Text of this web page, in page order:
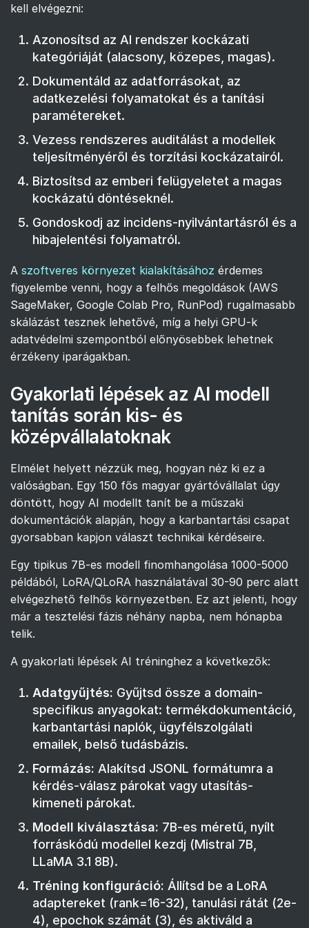
kell elvégezni:
Azonosítsd az AI rendszer kockázati
kategóriáját (alacsony, közepes, magas).
Dokumentáld az adatforrásokat, az
adatkezelési folyamatokat és a tanítási
paramétereket.
Vezess rendszeres auditálást a modellek
teljesítményéről és torzítási kockázatairól.
Biztosítsd az emberi felügyeletet a magas
kockázatú döntéseknél.
Gondoskodj az incidens-nyilvántartásról és a
hibajelentési folyamatról.
A szoftveres környezet kialakításához érdemes
figyelembe venni, hogy a felhős megoldások (AWS
SageMaker, Google Colab Pro, RunPod) rugalmasabb
skálázást tesznek lehetővé, míg a helyi GPU-k
adatvédelmi szempontból előnyösebbek lehetnek
érzékeny iparágakban.
Gyakorlati lépések az AI modell
tanítás során kis- és
középvállalatoknak
Elmélet helyett nézzük meg, hogyan néz ki ez a
valóságban. Egy 150 fős magyar gyártóvállalat úgy
döntött, hogy AI modellt tanít be a műszaki
dokumentációk alapján, hogy a karbantartási csapat
gyorsabban kapjon választ technikai kérdéseire.
Egy tipikus 7B-es modell finomhangolása 1000-5000
példából, LoRA/QLoRA használatával 30-90 perc alatt
elvégezhető felhős környezetben. Ez azt jelenti, hogy
már a tesztelési fázis néhány napba, nem hónapba
telik.
A gyakorlati lépések AI tréninghez a következők:
Adatgyűjtés: Gyűjtsd össze a domain-
specifikus anyagokat: termékdokumentáció,
karbantartási naplók, ügyfélszolgálati
emailek, belső tudásbázis.
Formázás: Alakítsd JSONL formátumra a
kérdés-válasz párokat vagy utasítás-
kimeneti párokat.
Modell kiválasztása: 7B-es méretű, nyílt
forráskódú modellel kezdj (Mistral 7B,
LLaMA 3.1 8B).
Tréning konfiguráció: Állítsd be a LoRA
adaptereket (rank=16-32), tanulási rátát (2e-
4), epochok számát (3), és aktiváld a